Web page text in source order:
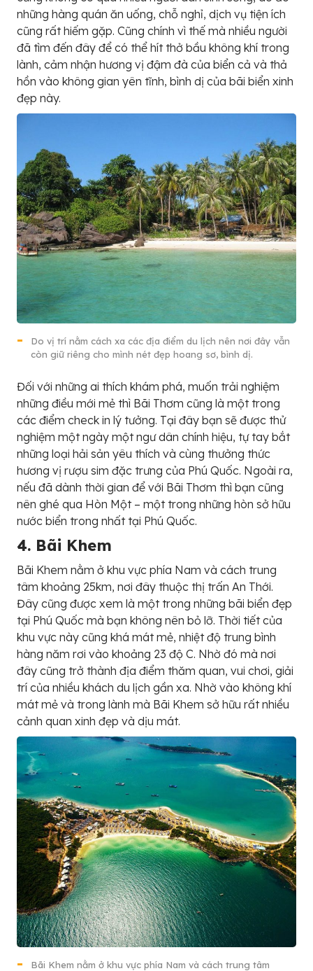
những hàng quán ăn uống, chỗ nghỉ, dịch vụ tiện ích
cũng rất hiếm gặp. Cũng chính vì thế mà nhiều người
đã tìm đến đây để có thể hít thở bầu không khí trong
lành, cảm nhận hương vị đậm đà của biển cả và thả
hồn vào không gian yên tĩnh, bình dị của bãi biển xinh
đẹp này.
Do vị trí nằm cách xa các địa điểm du lịch nên nơi đây vẫn
còn giữ riêng cho mình nét đẹp hoang sơ, bình dị.
Đối với những ai thích khám phá, muốn trải nghiệm
những điều mới mẻ thì Bãi Thơm cũng là một trong
các điểm check in lý tưởng. Tại đây bạn sẽ được thử
nghiệm một ngày một ngư dân chính hiệu, tự tay bắt
những loại hải sản yêu thích và cùng thưởng thức
hương vị rượu sim đặc trưng của Phú Quốc. Ngoài ra,
nếu đã dành thời gian để với Bãi Thơm thì bạn cũng
nên ghé qua Hòn Một – một trong những hòn sở hữu
nước biển trong nhất tại Phú Quốc.
4. Bãi Khem
Bãi Khem nằm ở khu vực phía Nam và cách trung
tâm khoảng 25km, nơi đây thuộc thị trấn An Thới.
Đây cũng được xem là một trong những bãi biển đẹp
tại Phú Quốc mà bạn không nên bỏ lỡ. Thời tiết của
khu vực này cũng khá mát mẻ, nhiệt độ trung bình
hàng năm rơi vào khoảng 23 độ C. Nhờ đó mà nơi
đây cũng trở thành địa điểm thăm quan, vui chơi, giải
trí của nhiều khách du lịch gần xa. Nhờ vào không khí
mát mẻ và trong lành mà Bãi Khem sở hữu rất nhiều
cảnh quan xinh đẹp và dịu mát.
Bãi Khem nằm ở khu vực phía Nam và cách trung tâm